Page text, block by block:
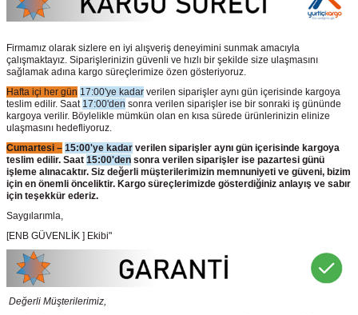
Firmamız olarak sizlere en iyi alışveriş deneyimini sunmak amacıyla
çalışmaktayız. Siparişlerinizin güvenli ve hızlı bir şekilde size ulaşmasını
sağlamak adına kargo süreçlerimize özen gösteriyoruz.
Hafta içi her gün 17:00'ye kadar verilen siparişler aynı gün içerisinde kargoya
teslim edilir. Saat 17:00'den sonra verilen siparişler ise bir sonraki iş gününde
kargoya verilir. Böylelikle mümkün olan en kısa sürede ürünlerinizin elinize
ulaşmasını hedefliyoruz.
Cumartesi – 15:00'ye kadar verilen siparişler aynı gün içerisinde kargoya
teslim edilir. Saat 15:00'den sonra verilen siparişler ise pazartesi günü
işleme alınacaktır. Siz değerli müşterilerimizin memnuniyeti ve güveni, bizim
için en önemli önceliktir. Kargo süreçlerimizde gösterdiğiniz anlayış ve sabır
için teşekkür ederiz.
Saygılarımla,
[ENB GÜVENLİK ] Ekibi"
Değerli Müşterilerimiz,